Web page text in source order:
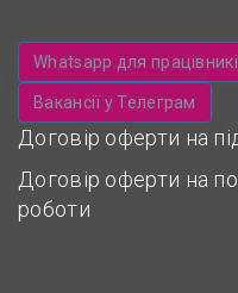
Whatsapp для
Вакансії у Телеграм
Договір оферти на
Договір оферти на
роботи